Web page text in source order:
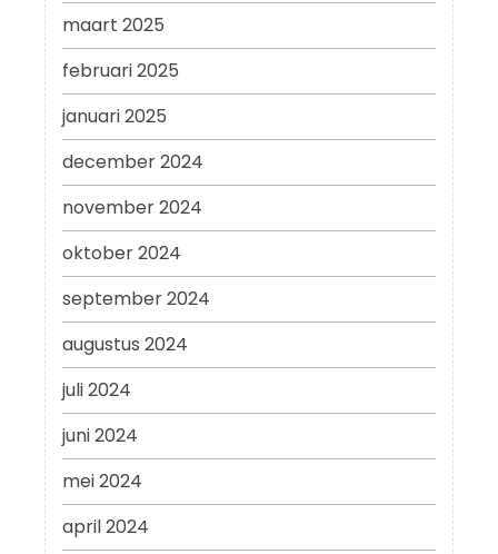
maart 2025
februari 2025
januari 2025
december 2024
november 2024
oktober 2024
september 2024
augustus 2024
juli 2024
juni 2024
mei 2024
april 2024